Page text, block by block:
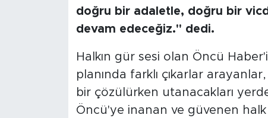
doğru bir adaletle, doğru bir
devam edeceğiz." dedi.
Halkın gür sesi olan Öncü
planında farklı çıkarlar
bir çözülürken utanacakları
Öncü'ye inanan ve güvenen